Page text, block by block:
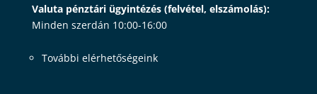
Valuta pénztári ügyintézés (felvétel, elszámolás):
Minden szerdán 10:00-16:00
További elérhetőségeink